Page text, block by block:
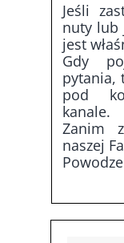
Jeśli
nuty lub
jest
Gdy
pytania,
pod
kanale.
Zanim
naszej